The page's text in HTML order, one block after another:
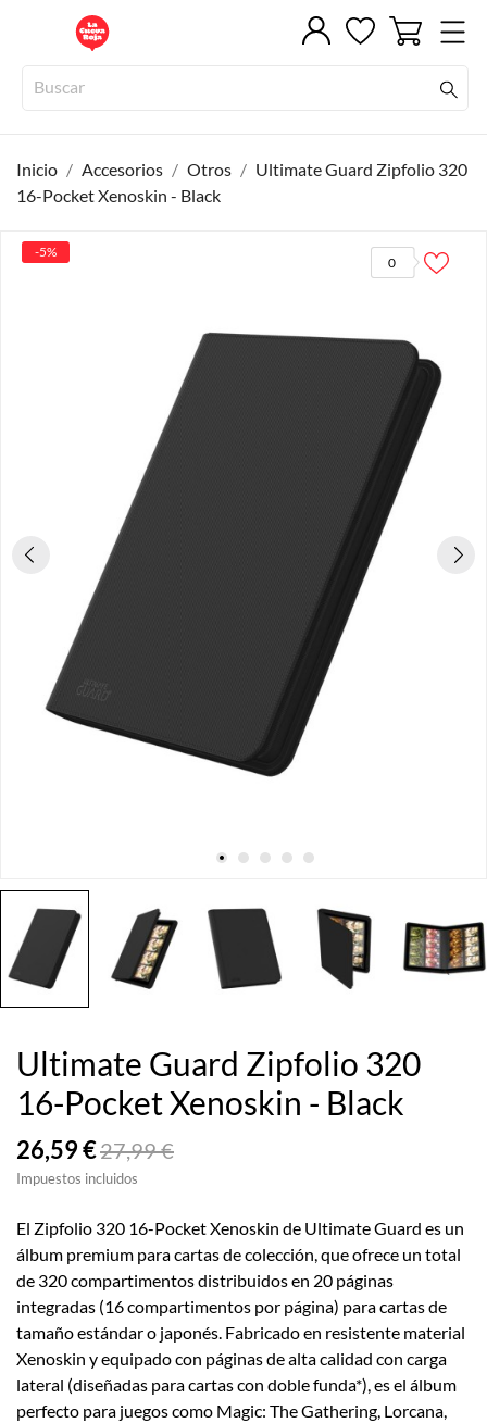
Inicio Accesorios Otros
Ultimate Guard Zipfolio 320
16-Pocket Xenoskin - Black
0
-5%
Ultimate Guard Zipfolio 320
16-Pocket Xenoskin - Black
26,59 €27,99 €
Impuestos incluidos
El Zipfolio 320 16-Pocket Xenoskin de Ultimate Guard es un
álbum premium para cartas de colección, que ofrece un total
de 320 compartimentos distribuidos en 20 páginas
integradas (16 compartimentos por página) para cartas de
tamaño estándar o japonés. Fabricado en resistente material
Xenoskin y equipado con páginas de alta calidad con carga
lateral (diseñadas para cartas con doble funda*), es el álbum
perfecto para juegos como Magic: The Gathering, Lorcana,